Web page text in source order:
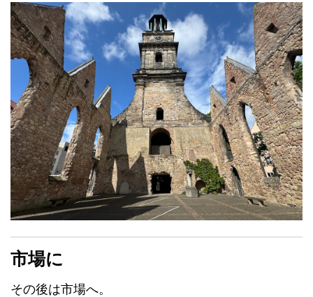
市場に
その後は市場へ。